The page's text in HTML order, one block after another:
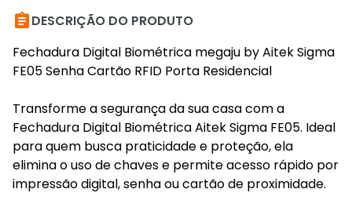
DESCRIÇÃO DO PRODUTO
Fechadura Digital Biométrica megaju by Aitek Sigma
FE05 Senha Cartão RFID Porta Residencial
Transforme a segurança da sua casa com a
Fechadura Digital Biométrica Aitek Sigma FE05. Ideal
para quem busca praticidade e proteção, ela
elimina o uso de chaves e permite acesso rápido por
impressão digital, senha ou cartão de proximidade.